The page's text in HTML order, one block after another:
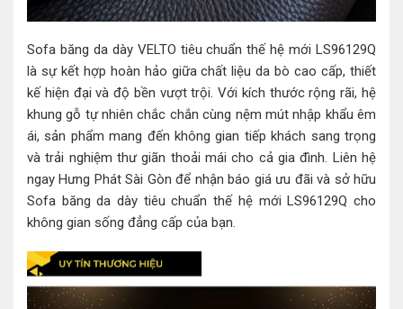
Sofa băng da dày VELTO tiêu chuẩn thế hệ mới LS96129Q
là sự kết hợp hoàn hảo giữa chất liệu da bò cao cấp, thiết
kế hiện đại và độ bền vượt trội. Với kích thước rộng rãi, hệ
khung gỗ tự nhiên chắc chắn cùng nệm mút nhập khẩu êm
ái, sản phẩm mang đến không gian tiếp khách sang trọng
và trải nghiệm thư giãn thoải mái cho cả gia đình. Liên hệ
ngay Hưng Phát Sài Gòn để nhận báo giá ưu đãi và sở hữu
Sofa băng da dày tiêu chuẩn thế hệ mới LS96129Q cho
không gian sống đẳng cấp của bạn.